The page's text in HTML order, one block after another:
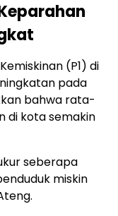
(P1) di
pada
bahwa rata-
di kota semakin
seberapa
miskin